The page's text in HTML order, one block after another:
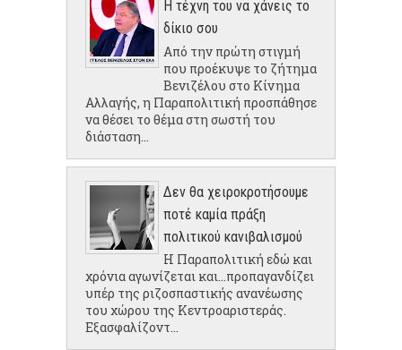
Η τέχνη του να χάνεις το
δίκιο σου
Από την πρώτη στιγμή
που προέκυψε το ζήτημα
Βενιζέλου στο Κίνημα
Αλλαγής, η Παραπολιτική προσπάθησε
να θέσει το θέμα στη σωστή του
διάσταση...
Δεν θα χειροκροτήσουμε
ποτέ καμία πράξη
πολιτικού κανιβαλισμού
Η Παραπολιτική εδώ και
χρόνια αγωνίζεται και...προπαγανδίζει
υπέρ της ριζοσπαστικής ανανέωσης
του χώρου της Κεντροαριστεράς.
Εξασφαλίζοντ...